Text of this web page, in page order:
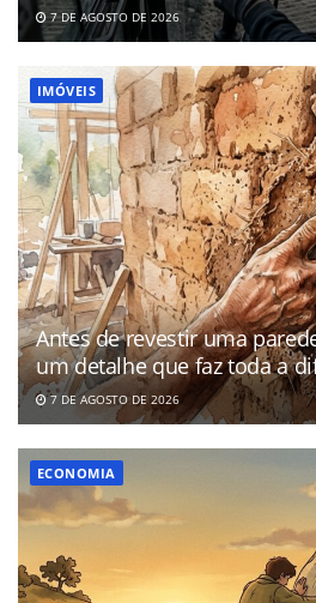
7 DE AGOSTO DE 2026
IMÓVEIS
Antes de revestir uma
um detalhe que faz toda a
7 DE AGOSTO DE 2026
ECONOMIA